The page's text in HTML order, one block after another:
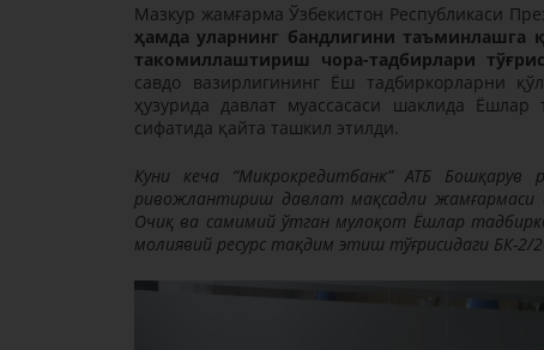
Мазкур жамғарма Ўзбекистон Республикаси
ҳамда уларнинг бандлигини таъминлашга
такомиллаштириш чора-тадбирлари
савдо вазирлигининг Ёш тадбиркорларни
ҳузурида давлат муассасаси шаклида
сифатида қайта ташкил этилди.
Куни кеча “Микрокредитбанк” АТБ Бошқарув
ривожлантириш давлат мақсадли
Очиқ ва самимий ўтган мулоқот Ёшлар
молиявий ресурс тақдим этиш тўғрисидаги БК-